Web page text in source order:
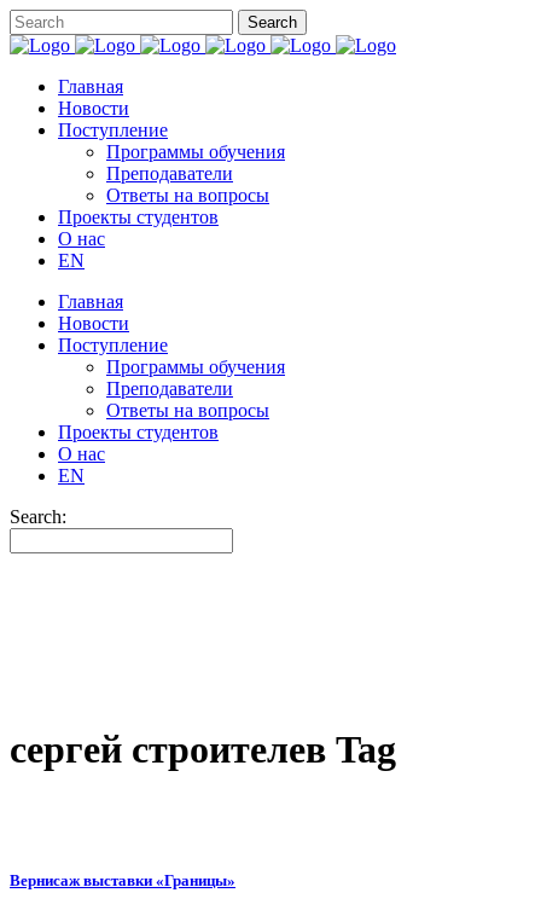
Главная
Новости
Поступление
Программы обучения
Преподаватели
Ответы на вопросы
Проекты студентов
О нас
EN
Главная
Новости
Поступление
Программы обучения
Преподаватели
Ответы на вопросы
Проекты студентов
О нас
EN
Search:
сергей строителев Tag
Вернисаж выставки «Границы»